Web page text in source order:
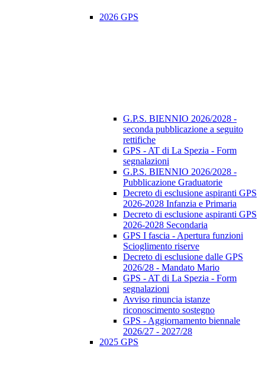
2026 GPS
G.P.S. BIENNIO 2026/2028 -
seconda pubblicazione a seguito
rettifiche
GPS - AT di La Spezia - Form
segnalazioni
G.P.S. BIENNIO 2026/2028 -
Pubblicazione Graduatorie
Decreto di esclusione aspiranti GPS
2026-2028 Infanzia e Primaria
Decreto di esclusione aspiranti GPS
2026-2028 Secondaria
GPS I fascia - Apertura funzioni
Scioglimento riserve
Decreto di esclusione dalle GPS
2026/28 - Mandato Mario
GPS - AT di La Spezia - Form
segnalazioni
Avviso rinuncia istanze
riconoscimento sostegno
GPS - Aggiornamento biennale
2026/27 - 2027/28
2025 GPS